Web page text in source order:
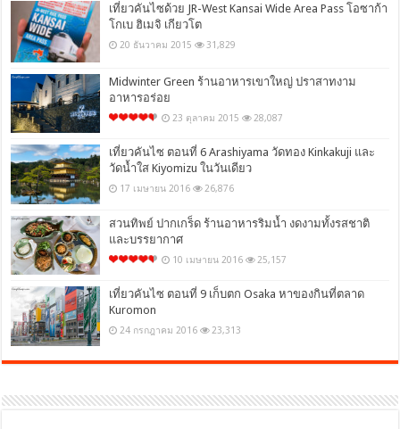
เที่ยวคันไซด้วย JR-West Kansai Wide Area Pass โอซาก้า
โกเบ ฮิเมจิ เกียวโต
20 ธันวาคม 2015 31,829
Midwinter Green ร้านอาหารเขาใหญ่ ปราสาทงาม
อาหารอร่อย
23 ตุลาคม 2015 28,087
เที่ยวคันไซ ตอนที่ 6 Arashiyama วัดทอง Kinkakuji และ
วัดน้ำใส Kiyomizu ในวันเดียว
17 เมษายน 2016 26,876
สวนทิพย์ ปากเกร็ด ร้านอาหารริมน้ำ งดงามทั้งรสชาติ
และบรรยากาศ
10 เมษายน 2016 25,157
เที่ยวคันไซ ตอนที่ 9 เก็บตก Osaka หาของกินที่ตลาด
Kuromon
24 กรกฎาคม 2016 23,313